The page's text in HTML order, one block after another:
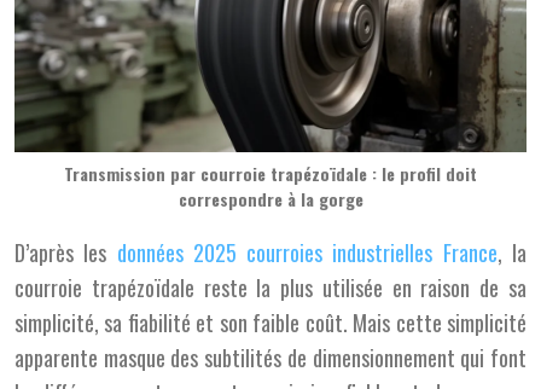
Transmission par courroie trapézoïdale : le profil doit
correspondre à la gorge
D’après les données 2025 courroies industrielles France, la
courroie trapézoïdale reste la plus utilisée en raison de sa
simplicité, sa fiabilité et son faible coût. Mais cette simplicité
apparente masque des subtilités de dimensionnement qui font